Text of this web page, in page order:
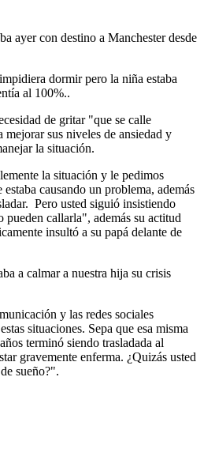
ayer con destino a Manchester desde
dormir pero la niña estaba
al 100%..
de gritar "que se calle
sus niveles de ansiedad y
la situación.
la situación y le pedimos
causando un problema, además
Pero usted siguió insistiendo
pueden callarla", además su actitud
insultó a su papá delante de
a calmar a nuestra hija su crisis
y las redes sociales
situaciones. Sepa que esa misma
terminó siendo trasladada al
gravemente enferma. ¿Quizás usted
sueño?".